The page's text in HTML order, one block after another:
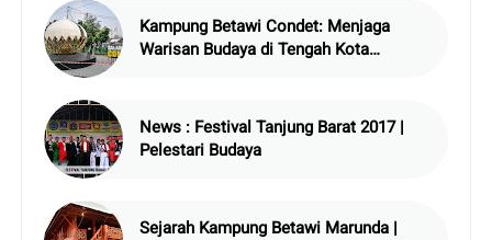
Kampung Betawi Condet: Menjaga
Warisan Budaya di Tengah Kota
News : Festival Tanjung Barat 2017 |
Pelestari Budaya
Sejarah Kampung Betawi Marunda |